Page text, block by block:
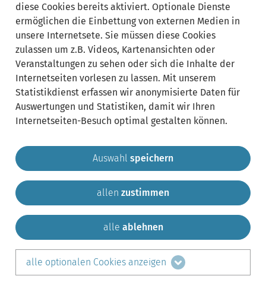
Gemeinde Krailling Impressum
Sitemap
Kontakt
teilen auf:
LinkedIn
diese Cookies bereits aktiviert. Optionale Dienste
ermöglichen die Einbettung von externen Medien in
unsere Internetsete. Sie müssen diese Cookies
zulassen um z.B. Videos, Kartenansichten oder
Veranstaltungen zu sehen oder sich die Inhalte der
Internetseiten vorlesen zu lassen. Mit unserem
Statistikdienst erfassen wir anonymisierte Daten für
Auswertungen und Statistiken, damit wir Ihren
Internetseiten-Besuch optimal gestalten können.
Auswahl speichern
allen zustimmen
alle ablehnen
alle optionalen Cookies anzeigen